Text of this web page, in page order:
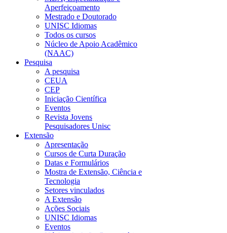
Aperfeiçoamento
Mestrado e Doutorado
UNISC Idiomas
Todos os cursos
Núcleo de Apoio Acadêmico
(NAAC)
Pesquisa
A pesquisa
CEUA
CEP
Iniciação Científica
Eventos
Revista Jovens
Pesquisadores Unisc
Extensão
Apresentação
Cursos de Curta Duração
Datas e Formulários
Mostra de Extensão, Ciência e
Tecnologia
Setores vinculados
A Extensão
Ações Sociais
UNISC Idiomas
Eventos